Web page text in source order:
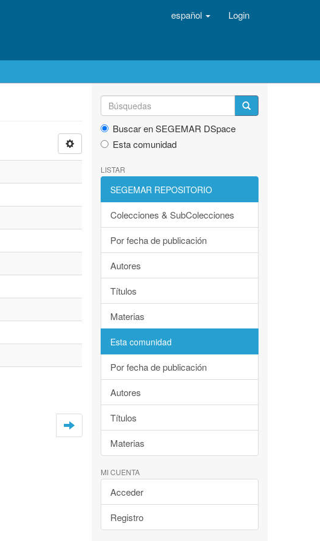
español Login
Buscar en SEGEMAR DSpace
Esta comunidad
LISTAR
SEGEMAR REPOSITORIO
Colecciones & SubColecciones
Por fecha de publicación
Autores
Títulos
Materias
Esta comunidad
Por fecha de publicación
Autores
Títulos
Materias
MI CUENTA
Acceder
Registro